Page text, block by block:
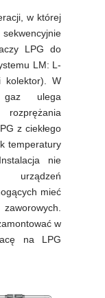
w której
LPG do
LM: L-
kolektor). W
gaz ulega
z ciekłego
temperatury
nie
urządzeń
mieć
w
na LPG